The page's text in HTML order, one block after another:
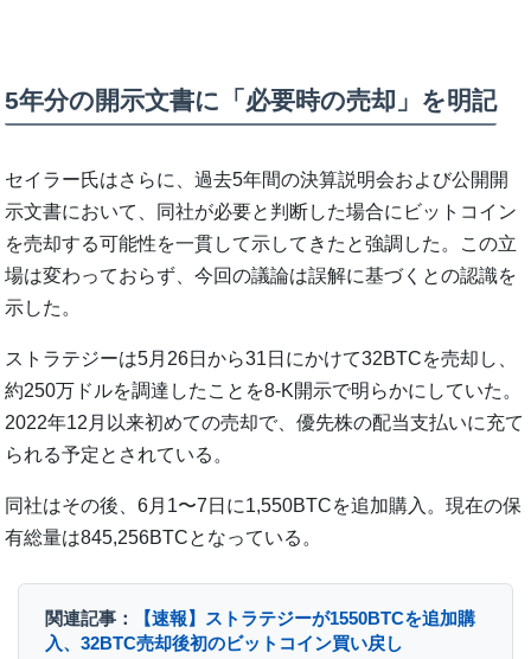
5年分の開示文書に「必要時の売却」を明記
セイラー氏はさらに、過去5年間の決算説明会および公開開
示文書において、同社が必要と判断した場合にビットコイン
を売却する可能性を一貫して示してきたと強調した。この立
場は変わっておらず、今回の議論は誤解に基づくとの認識を
示した。
ストラテジーは5月26日から31日にかけて32BTCを売却し、
約250万ドルを調達したことを8-K開示で明らかにしていた。
2022年12月以来初めての売却で、優先株の配当支払いに充て
られる予定とされている。
同社はその後、6月1〜7日に1,550BTCを追加購入。現在の保
有総量は845,256BTCとなっている。
関連記事：
【速報】ストラテジーが1550BTCを追加購
入、32BTC売却後初のビットコイン買い戻し